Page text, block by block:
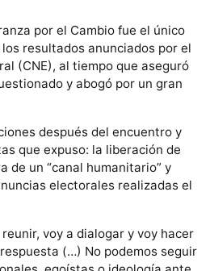
por el Cambio fue el único
resultados anunciados por el
(CNE), al tiempo que aseguró
y abogó por un gran
después del encuentro y
que expuso: la liberación de
de un “canal humanitario” y
electorales realizadas el
voy a dialogar y voy hacer
(…) No podemos seguir